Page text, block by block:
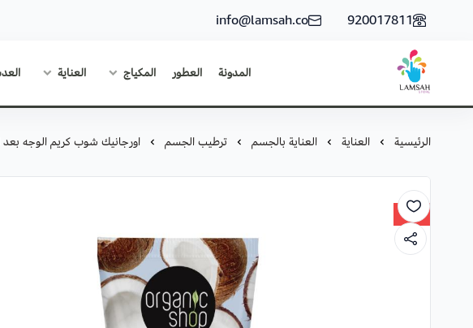
920017811
info@lamsah.co
لمسة ستور المدونة العطور المكياج العناية
الرئيسية العناية العناية بالجسم ترطيب الجسم اورجانيك شوب كريم الوجه بعد
30%